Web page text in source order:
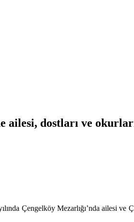
ailesi, dostları ve
Çengelköy Mezarlığı’nda ailesi ve